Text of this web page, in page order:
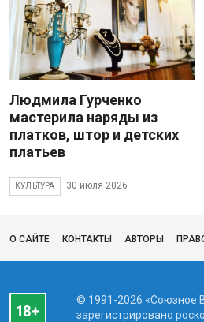
Людмила Гурченко
мастерила наряды из
платков, штор и детских
платьев
КУЛЬТУРА 30 июля 2026
О САЙТЕ КОНТАКТЫ АВТОРЫ
© 1991-2026 «Союзное
зарегистрировано